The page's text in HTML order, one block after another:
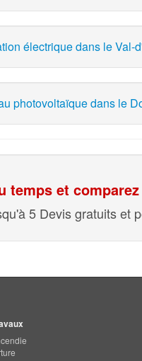
électrique dans le Val-
photovoltaïque dans le
temps et
5 Devis gratuits et